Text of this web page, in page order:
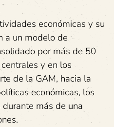
económicas y su
a un modelo de
por más de 50
y en los
de la GAM, hacia la
económicas, los
más de una